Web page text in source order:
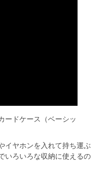
ードケース（ベーシッ
イヤホンを入れて持ち運ぶ
いろいろな収納に使えるの